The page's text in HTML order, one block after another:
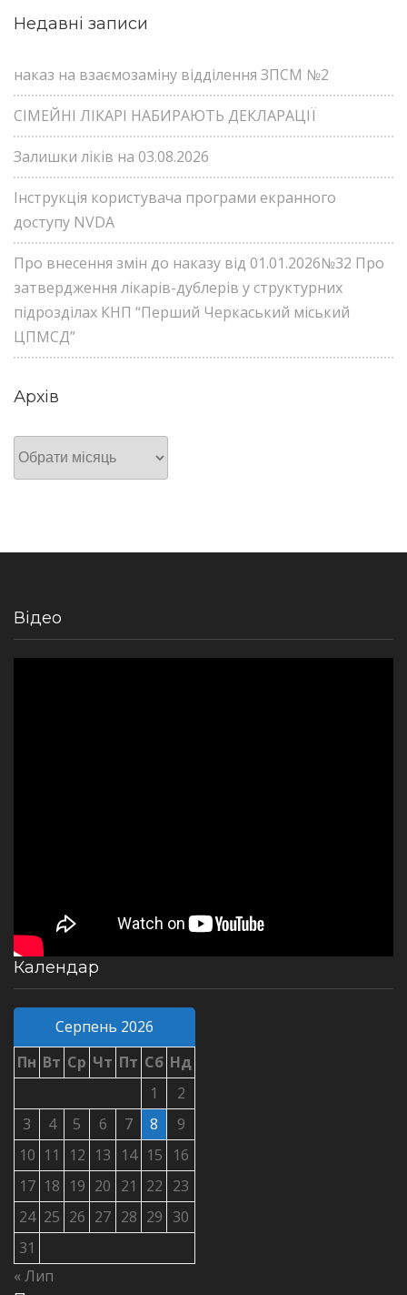
Недавні записи
наказ на взаємозаміну відділення ЗПСМ №2
СІМЕЙНІ ЛІКАРІ НАБИРАЮТЬ ДЕКЛАРАЦІЇ
Залишки ліків на 03.08.2026
Інструкція користувача програми екранного
доступу NVDA
Про внесення змін до наказу від 01.01.2026№32 Про
затвердження лікарів-дублерів у структурних
підрозділах КНП “Перший Черкаський міський
ЦПМСД”
Архів
Архів
Відео
Календар
Серпень 2026
Пн Вт Ср Чт Пт Сб Нд
1
2
3
4 5 6 7 8
9
10 11 12 13 14 15
16
17 18 19 20 21 22 23
24 25 26 27 28 29 30
31
« Лип